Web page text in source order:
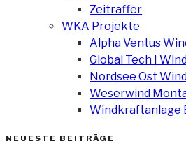
Zeitraffer
WKA Projekte
Alpha Ventus
Global Tech I
Nordsee Ost
Weserwind
Windkraftanlage
NEUESTE BEITRÄGE